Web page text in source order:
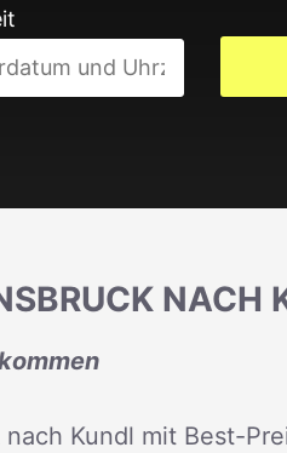
NACH
Kundl mit Best-